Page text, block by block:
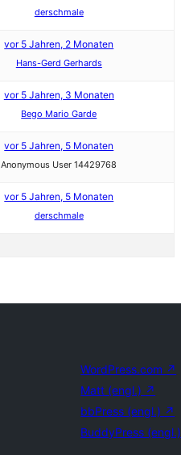
derschmale
vor 5 Jahren, 2 Monaten
Hans-Gerd Gerhards
vor 5 Jahren, 3 Monaten
Bego Mario Garde
vor 5 Jahren, 5 Monaten
Anonymous User 14429768
vor 5 Jahren, 5 Monaten
derschmale
WordPress.com ↗
Matt (engl.) ↗
bbPress (engl.) ↗
BuddyPress (engl.)